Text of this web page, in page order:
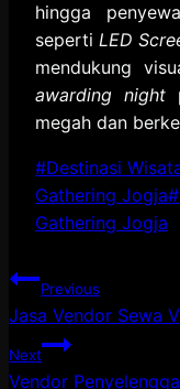
hingga
seperti LED
mendukung
awarding night
megah dan
Post
Tags:
#Destinasi
Gathering Jogja#
Gathering Jogja
Post
Previous
Jasa Vendor Sewa
Next
Vendor